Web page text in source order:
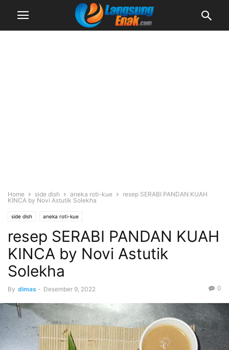
Home side dish aneka roti-kue
resep SERABI PANDAN KUAH
KINCA by Novi Astutik Solekha
side dish aneka roti-kue
resep SERABI PANDAN KUAH
KINCA by Novi Astutik
Solekha
By dimas - Desember 9, 2022 0